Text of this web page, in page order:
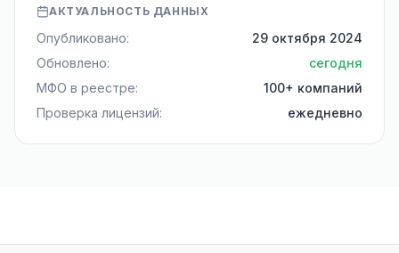
АКТУАЛЬНОСТЬ ДАННЫХ
Опубликовано:
29 октября 2024
Обновлено:
сегодня
МФО в реестре:
100+ компаний
Проверка лицензий:
ежедневно